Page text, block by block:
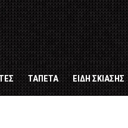
ΤΑΠΕΤΑ ΕΙΔΗ ΣΚΙΑΣΗΣ
server version for the